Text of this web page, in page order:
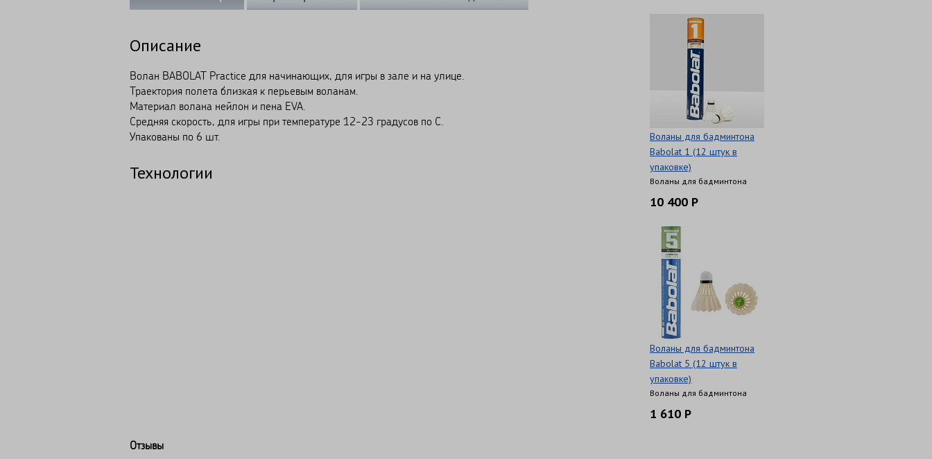
Описание
Волан BABOLAT Practice для начинающих, для игры в зале и на улице.
Траектория полета близкая к перьевым воланам.
Материал волана нейлон и пена EVA.
Средняя скорость, для игры при температуре 12-23 градусов по С.
Упакованы по 6 шт.
Технологии
Воланы для бадминтона
Babolat 1 (12 штук в
упаковке)
Воланы для бадминтона
10 400 Р
Воланы для бадминтона
Babolat 5 (12 штук в
упаковке)
Воланы для бадминтона
1 610 Р
Отзывы